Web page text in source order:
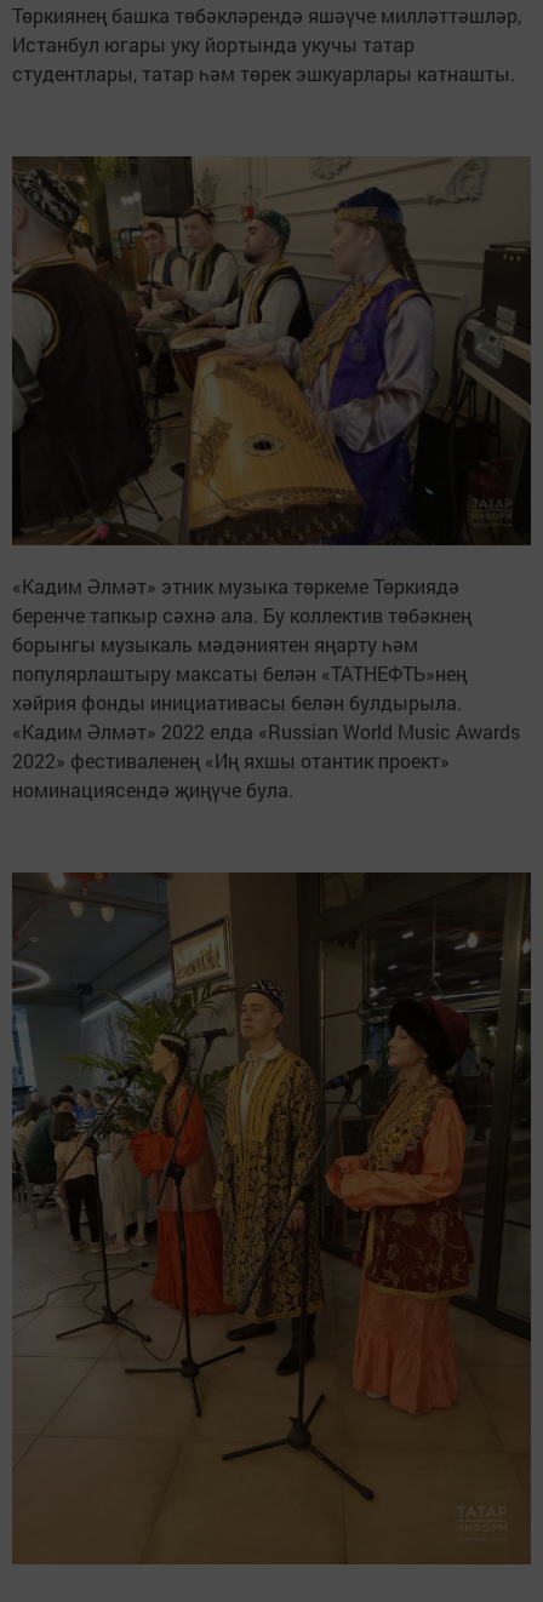
Төркиянең башка төбәкләрендә яшәүче милләттәшләр,
Истанбул югары уку йортында укучы татар
студентлары, татар һәм төрек эшкуарлары катнашты.
«Кадим Әлмәт» этник музыка төркеме Төркиядә
беренче тапкыр сәхнә ала. Бу коллектив төбәкнең
борынгы музыкаль мәдәниятен яңарту һәм
популярлаштыру максаты белән «ТАТНЕФТЬ»нең
хәйрия фонды инициативасы белән булдырыла.
«Кадим Әлмәт» 2022 елда «Russian World Music Awards
2022» фестиваленең «Иң яхшы oтантик проект»
номинациясендә җиңүче була.